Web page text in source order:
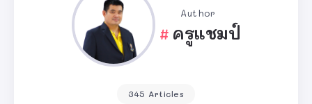
Author
ครูแชมป์
345 Articles